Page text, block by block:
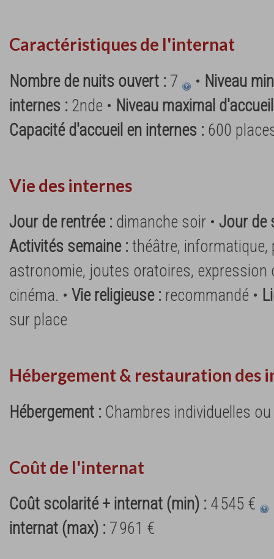
Caractéristiques de l'internat
Nombre de nuits ouvert : 7 • Niveau
internes : 2nde • Niveau maximal
Capacité d'accueil en internes : 600
Vie des internes
Jour de rentrée : dimanche soir • Jour de
Activités semaine :théâtre,
astronomie, joutes oratoires, expression
cinéma. • Vie religieuse : recommandé •
sur place
Hébergement & restauration des
Hébergement : Chambres individuelles
Coût de l'internat
Coût scolarité + internat (min) : 4 545 €
internat (max) : 7 961 €